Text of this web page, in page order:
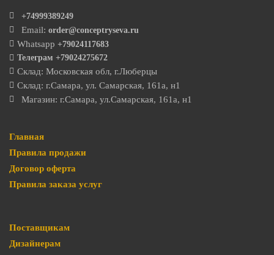
+74999389249
Email: order@conceptryseva.ru
Whatsapp +79024117683
Телеграм +79024275672
Склад: Московская обл, г.Люберцы
Склад: г.Самара, ул. Самарская, 161а, н1
Магазин: г.Самара, ул.Самарская, 161а, н1
Главная
Правила продажи
Договор оферта
Правила заказа услуг
Поставщикам
Дизайнерам